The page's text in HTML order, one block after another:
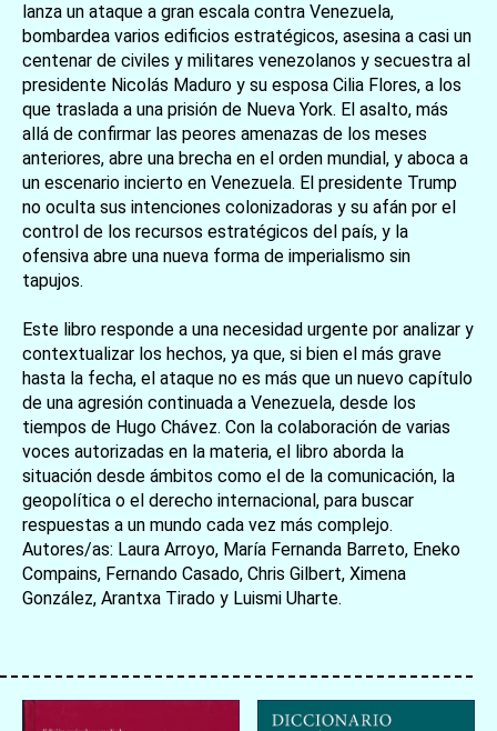
お買い物を続ける カートへ進む
lanza un ataque a gran escala contra Venezuela,
bombardea varios edificios estratégicos, asesina a casi un
centenar de civiles y militares venezolanos y secuestra al
presidente Nicolás Maduro y su esposa Cilia Flores, a los
que traslada a una prisión de Nueva York. El asalto, más
allá de confirmar las peores amenazas de los meses
anteriores, abre una brecha en el orden mundial, y aboca a
un escenario incierto en Venezuela. El presidente Trump
no oculta sus intenciones colonizadoras y su afán por el
control de los recursos estratégicos del país, y la
ofensiva abre una nueva forma de imperialismo sin
tapujos.
Este libro responde a una necesidad urgente por analizar y
contextualizar los hechos, ya que, si bien el más grave
hasta la fecha, el ataque no es más que un nuevo capítulo
de una agresión continuada a Venezuela, desde los
tiempos de Hugo Chávez. Con la colaboración de varias
voces autorizadas en la materia, el libro aborda la
situación desde ámbitos como el de la comunicación, la
geopolítica o el derecho internacional, para buscar
respuestas a un mundo cada vez más complejo.
Autores/as: Laura Arroyo, María Fernanda Barreto, Eneko
Compains, Fernando Casado, Chris Gilbert, Ximena
González, Arantxa Tirado y Luismi Uharte.